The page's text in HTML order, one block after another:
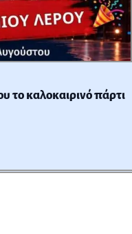
το καλοκαιρινό πάρτι